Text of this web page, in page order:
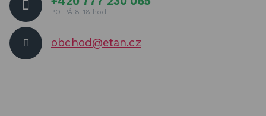
PO-PÁ 8-18 hod
obchod@etan.cz